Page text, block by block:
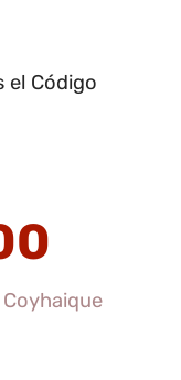
el Código